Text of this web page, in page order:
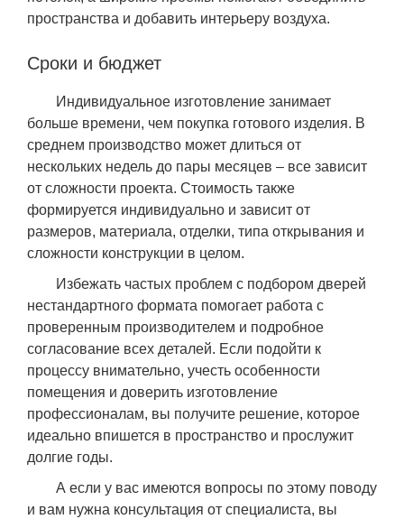
пространства и добавить интерьеру воздуха.
Сроки и бюджет
Индивидуальное изготовление занимает
больше времени, чем покупка готового изделия. В
среднем производство может длиться от
нескольких недель до пары месяцев – все зависит
от сложности проекта. Стоимость также
формируется индивидуально и зависит от
размеров, материала, отделки, типа открывания и
сложности конструкции в целом.
Избежать частых проблем с подбором дверей
нестандартного формата помогает работа с
проверенным производителем и подробное
согласование всех деталей. Если подойти к
процессу внимательно, учесть особенности
помещения и доверить изготовление
профессионалам, вы получите решение, которое
идеально впишется в пространство и прослужит
долгие годы.
А если у вас имеются вопросы по этому поводу
и вам нужна консультация от специалиста, вы